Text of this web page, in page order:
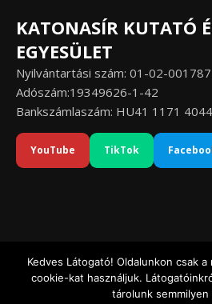
KATONASÍR KUTATÓ
EGYESÜLET
Nyilvántartási szám: 01-02-
Adószám:19349626-1-42
Bankszámlaszám: HU41 1171
YouTube TikTok
© Katonasír Kutató és Ápoló
Kedves Látogató! Oldalunkon csak
cookie-kat használjuk.
tárolunk semmilyen